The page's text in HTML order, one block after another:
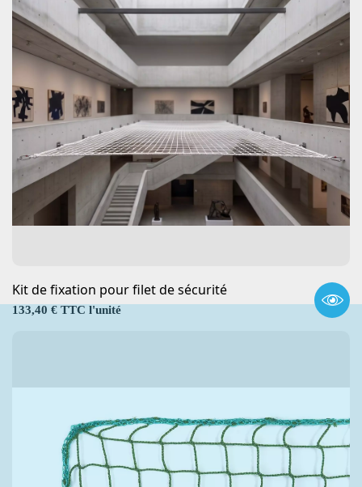
Kit de fixation pour filet de sécurité
Prix
133,40 € TTC l'unité